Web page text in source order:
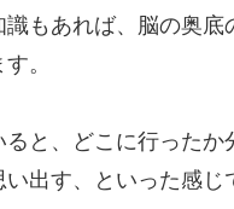
識もあれば、脳の奥
。
と、どこに行ったか
出す、といった感じ